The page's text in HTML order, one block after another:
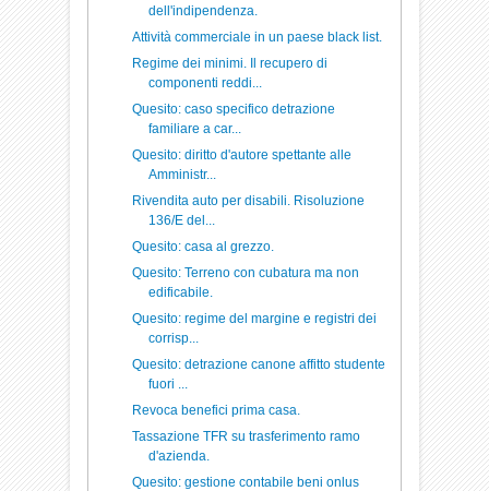
dell'indipendenza.
Attività commerciale in un paese black list.
Regime dei minimi. Il recupero di
componenti reddi...
Quesito: caso specifico detrazione
familiare a car...
Quesito: diritto d'autore spettante alle
Amministr...
Rivendita auto per disabili. Risoluzione
136/E del...
Quesito: casa al grezzo.
Quesito: Terreno con cubatura ma non
edificabile.
Quesito: regime del margine e registri dei
corrisp...
Quesito: detrazione canone affitto studente
fuori ...
Revoca benefici prima casa.
Tassazione TFR su trasferimento ramo
d'azienda.
Quesito: gestione contabile beni onlus